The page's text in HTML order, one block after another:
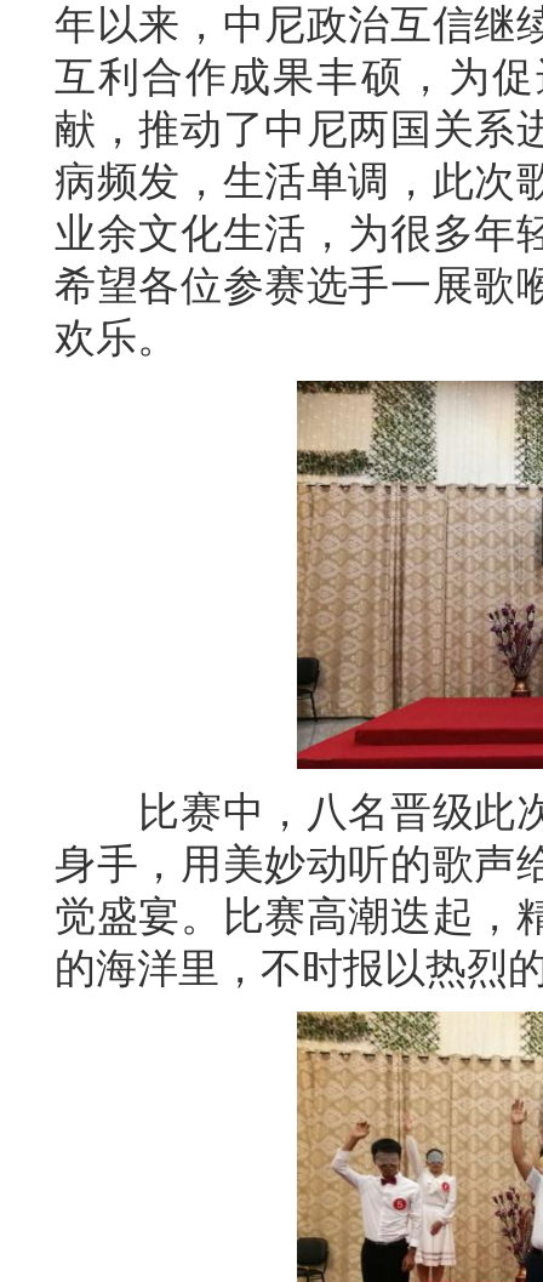
年以来，中尼政治互信继
互利合作成果丰硕，为
献，推动了中尼两国关系
病频发，生活单调，此次
业余文化生活，为很多年
希望各位参赛选手一展歌
欢乐。
比赛中，八名晋级此次
身手，用美妙动听的歌声
觉盛宴。比赛高潮迭起，
的海洋里，不时报以热烈